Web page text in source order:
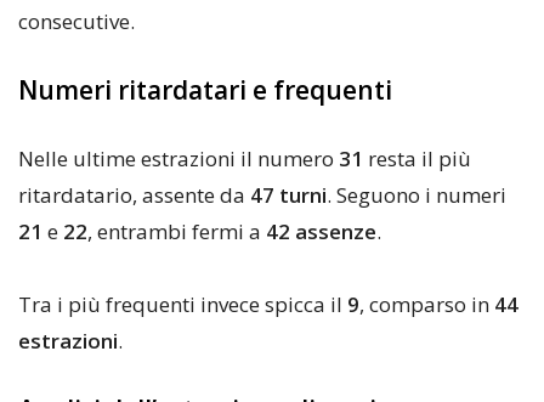
consecutive.
Numeri ritardatari e frequenti
Nelle ultime estrazioni il numero 31 resta il più
ritardatario, assente da 47 turni. Seguono i numeri
21 e 22, entrambi fermi a 42 assenze.
Tra i più frequenti invece spicca il 9, comparso in 44
estrazioni.